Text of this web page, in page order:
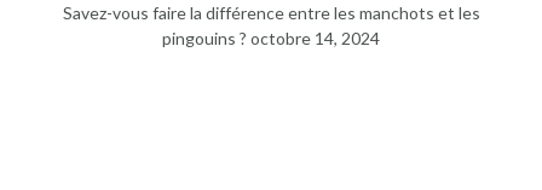
Savez-vous faire la différence entre les manchots et les
pingouins ? octobre 14, 2024